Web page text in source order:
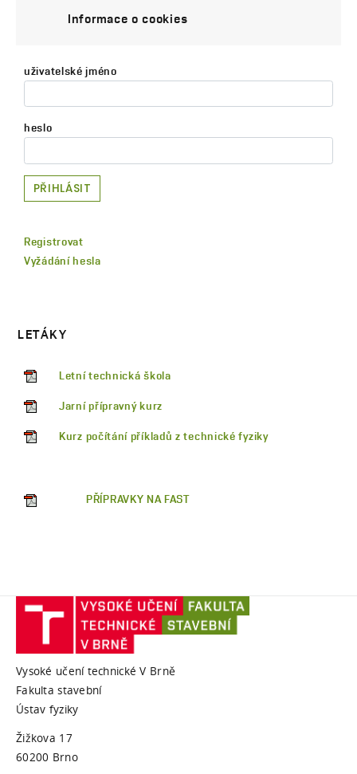
Informace o cookies
uživatelské jméno
heslo
PŘIHLÁSIT
Registrovat
Vyžádání hesla
LETÁKY
Letní technická škola
Jarní přípravný kurz
Kurz počítání příkladů z technické fyziky
PŘÍPRAVKY NA FAST
Vysoké učení technické V Brně
Fakulta stavební
Ústav fyziky
Žižkova 17
60200 Brno